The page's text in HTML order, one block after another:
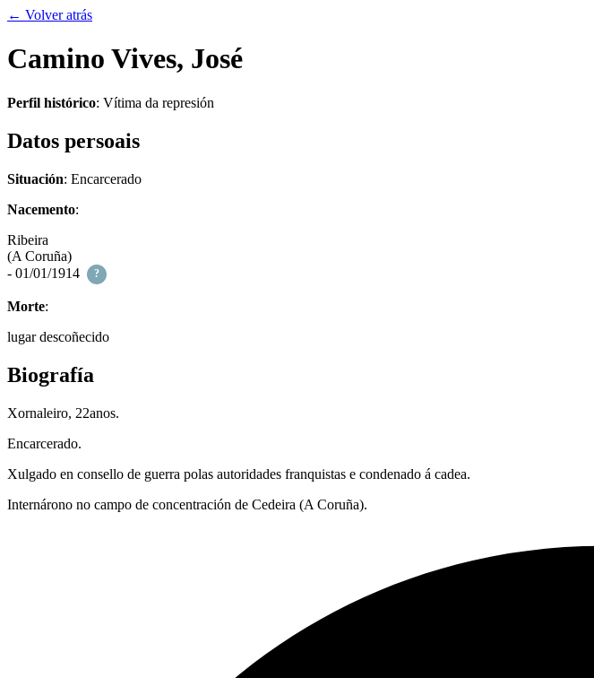
← Volver atrás
Camino Vives, José
Perfil histórico: Vítima da represión
Datos persoais
Situación: Encarcerado
Nacemento:
Ribeira
(A Coruña)
- 01/01/1914
?
Morte:
lugar descoñecido
Biografía
Xornaleiro, 22anos.
Encarcerado.
Xulgado en consello de guerra polas autoridades franquistas e condenado á cadea.
Internárono no campo de concentración de Cedeira (A Coruña).